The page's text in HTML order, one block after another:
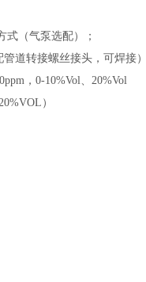
式（气泵选配）；
道转接螺丝接头，可焊接）
，0-10%Vol、20%Vol
）